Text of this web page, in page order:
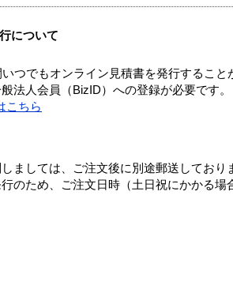
について
つでもオンライン見積書を発行すること
法人会員（BizID）への登録が必要です。
こちら
ましては、ご注文後に別途郵送しており
のため、ご注文日時（土日祝にかかる